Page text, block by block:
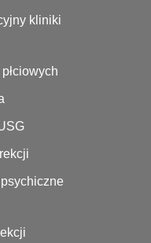
kliniki